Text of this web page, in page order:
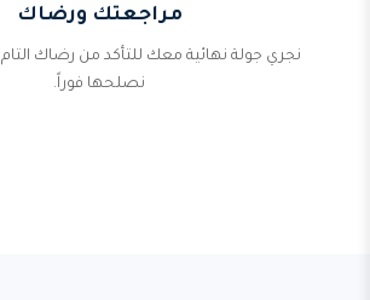
مراجعتك ورضاك
نجري جولة نهائية معك للتأكد من رضاك
نصلحها فوراً.